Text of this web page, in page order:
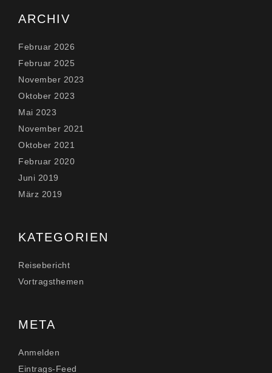
ARCHIV
Februar 2026
Februar 2025
November 2023
Oktober 2023
Mai 2023
November 2021
Oktober 2021
Februar 2020
Juni 2019
März 2019
KATEGORIEN
Reisebericht
Vortragsthemen
META
Anmelden
Eintrags-Feed